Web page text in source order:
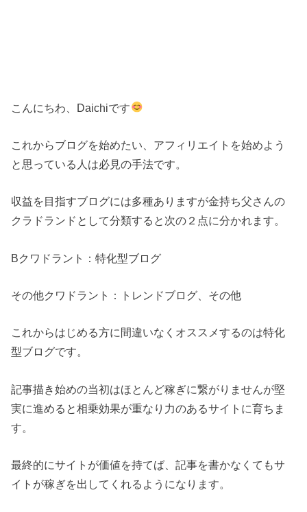
こんにちわ、Daichiです
これからブログを始めたい、アフィリエイトを始めよう
と思っている人は必見の手法です。
収益を目指すブログには多種ありますが金持ち父さんの
クラドランドとして分類すると次の２点に分かれます。
Bクワドラント：特化型ブログ
その他クワドラント：トレンドブログ、その他
これからはじめる方に間違いなくオススメするのは特化
型ブログです。
記事描き始めの当初はほとんど稼ぎに繋がりませんが堅
実に進めると相乗効果が重なり力のあるサイトに育ちま
す。
最終的にサイトが価値を持てば、記事を書かなくてもサ
イトが稼ぎを出してくれるようになります。